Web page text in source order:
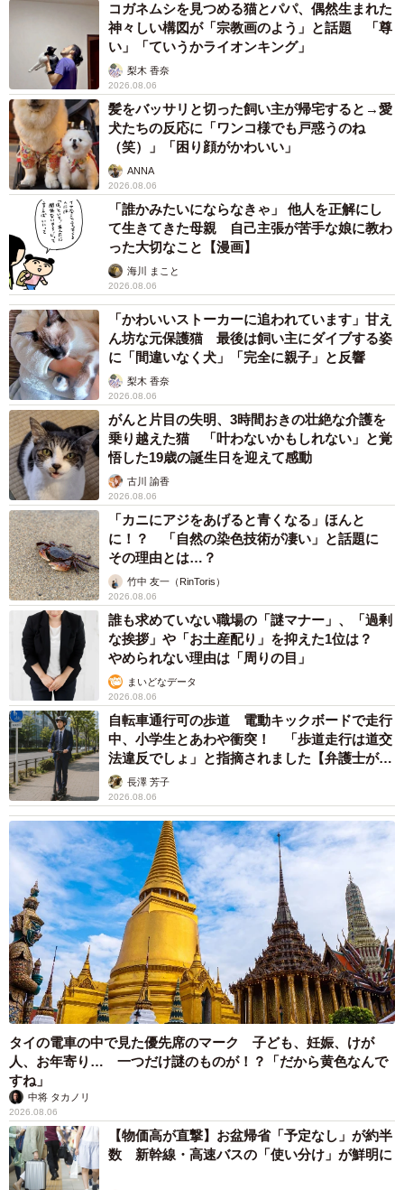
コガネムシを見つめる猫とパパ、偶然生まれた
神々しい構図が「宗教画のよう」と話題 「尊
い」「ていうかライオンキング」
梨木 香奈
2026.08.06
髪をバッサリと切った飼い主が帰宅すると→愛
犬たちの反応に「ワンコ様でも戸惑うのね
（笑）」「困り顔がかわいい」
ANNA
2026.08.06
「誰かみたいにならなきゃ」 他人を正解にし
て生きてきた母親 自己主張が苦手な娘に教わ
った大切なこと【漫画】
海川 まこと
2026.08.06
「かわいいストーカーに追われています」甘え
ん坊な元保護猫 最後は飼い主にダイブする姿
に「間違いなく犬」「完全に親子」と反響
梨木 香奈
2026.08.06
がんと片目の失明、3時間おきの壮絶な介護を
乗り越えた猫 「叶わないかもしれない」と覚
悟した19歳の誕生日を迎えて感動
古川 諭香
2026.08.06
「カニにアジをあげると青くなる」ほんと
に！？ 「自然の染色技術が凄い」と話題に
その理由とは…？
竹中 友一（RinToris）
2026.08.06
誰も求めていない職場の「謎マナー」、「過剰
な挨拶」や「お土産配り」を抑えた1位は？
やめられない理由は「周りの目」
まいどなデータ
2026.08.06
自転車通行可の歩道 電動キックボードで走行
中、小学生とあわや衝突！ 「歩道走行は道交
法違反でしょ」と指摘されました【弁護士が解
説】長澤 芳子
2026.08.06
タイの電車の中で見た優先席のマーク 子ども、妊娠、けが
人、お年寄り… 一つだけ謎のものが！？「だから黄色なんで
すね」
中将 タカノリ
2026.08.06
【物価高が直撃】お盆帰省「予定なし」が約半
数 新幹線・高速バスの「使い分け」が鮮明に